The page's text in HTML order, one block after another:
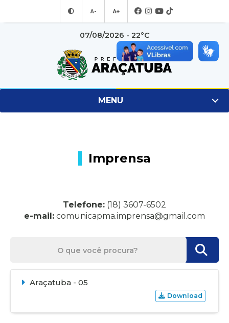
A- A+
07/08/2026 - 22°C
MENU
Imprensa
Telefone: (18) 3607-6502
e-mail: comunicapma.imprensa@gmail.com
Araçatuba - 05
Download